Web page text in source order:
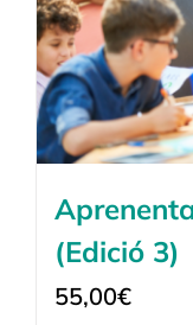
(Edició 3)
55,00€